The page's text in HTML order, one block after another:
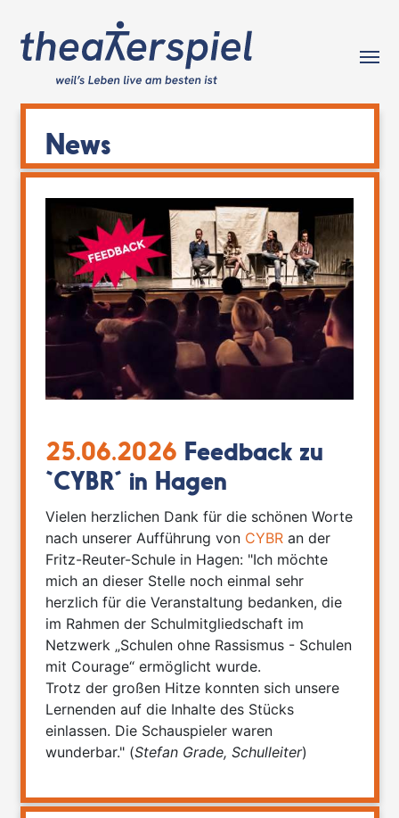
News
25.06.2026 Feedback zu
`CYBR´ in Hagen
Vielen herzlichen Dank für die schönen Worte
nach unserer Aufführung von CYBR an der
Fritz-Reuter-Schule in Hagen: "Ich möchte
mich an dieser Stelle noch einmal sehr
herzlich für die Veranstaltung bedanken, die
im Rahmen der Schulmitgliedschaft im
Netzwerk „Schulen ohne Rassismus - Schulen
mit Courage“ ermöglicht wurde.
Trotz der großen Hitze konnten sich unsere
Lernenden auf die Inhalte des Stücks
einlassen. Die Schauspieler waren
wunderbar." (Stefan Grade, Schulleiter)